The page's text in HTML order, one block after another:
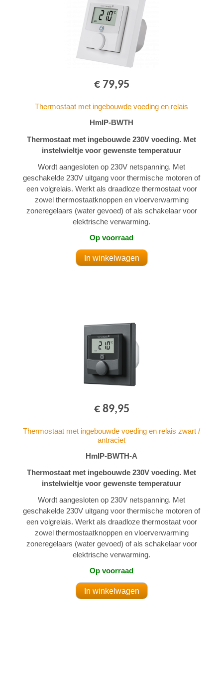
€ 79,95
Thermostaat met ingebouwde voeding en relais
HmIP-BWTH
Thermostaat met ingebouwde 230V voeding. Met
instelwieltje voor gewenste temperatuur
Wordt aangesloten op 230V netspanning. Met
geschakelde 230V uitgang voor thermische motoren of
een volgrelais. Werkt als draadloze thermostaat voor
zowel thermostaatknoppen en vloerverwarming
zoneregelaars (water gevoed) of als schakelaar voor
elektrische verwarming.
Op voorraad
€ 89,95
Thermostaat met ingebouwde voeding en relais zwart /
antraciet
HmIP-BWTH-A
Thermostaat met ingebouwde 230V voeding. Met
instelwieltje voor gewenste temperatuur
Wordt aangesloten op 230V netspanning. Met
geschakelde 230V uitgang voor thermische motoren of
een volgrelais. Werkt als draadloze thermostaat voor
zowel thermostaatknoppen en vloerverwarming
zoneregelaars (water gevoed) of als schakelaar voor
elektrische verwarming.
Op voorraad